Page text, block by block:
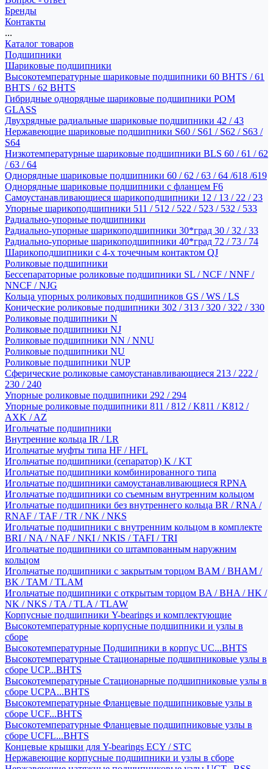
Бренды
Контакты
...
Каталог товаров
Подшипники
Шариковые подшипники
Высокотемпературные шариковые подшипники 60 BHTS / 61
BHTS / 62 BHTS
Гибридные однорядные шариковые подшипники POM
GLASS
Двухрядные радиальные шариковые подшипники 42 / 43
Нержавеющие шариковые подшипники S60 / S61 / S62 / S63 /
S64
Низкотемпературные шариковые подшипники BLS 60 / 61 / 62
/ 63 / 64
Однорядные шариковые подшипники 60 / 62 / 63 / 64 /618 /619
Однорядные шариковые подшипники с фланцем F6
Самоустанавливающиеся шарикоподшипники 12 / 13 / 22 / 23
Упорные шарикоподшипники 511 / 512 / 522 / 523 / 532 / 533
Радиально-упорные подшипники
Радиально-упорные шарикоподшипники 30*град 30 / 32 / 33
Радиально-упорные шарикоподшипники 40*град 72 / 73 / 74
Шарикоподшипники с 4-х точечным контактом QJ
Роликовые подшипники
Бессепараторные роликовые подшипники SL / NCF / NNF /
NNCF / NJG
Кольца упорных роликовых подшипников GS / WS / LS
Конические роликовые подшипники 302 / 313 / 320 / 322 / 330
Роликовые подшипники N
Роликовые подшипники NJ
Роликовые подшипники NN / NNU
Роликовые подшипники NU
Роликовые подшипники NUP
Сферические роликовые самоустанавливающиеся 213 / 222 /
230 / 240
Упорные роликовые подшипники 292 / 294
Упорные роликовые подшипники 811 / 812 / K811 / K812 /
AXK / AZ
Игольчатые подшипники
Внутренние кольца IR / LR
Игольчатые муфты типа HF / HFL
Игольчатые подшипники (сепаратор) K / KT
Игольчатые подшипники комбинированного типа
Игольчатые подшипники самоустанавливающиеся RPNA
Игольчатые подшипники со съемным внутренним кольцом
Игольчатые подшипники без внутреннего кольца BR / RNA /
RNAF / TAF / TR / NK / NKS
Игольчатые подшипники с внутренним кольцом в комплекте
BRI / NA / NAF / NKI / NKIS / TAFI / TRI
Игольчатые подшипники со штампованным наружним
кольцом
Игольчатые подшипники с закрытым торцом BAM / BHAM /
BK / TAM / TLAM
Игольчатые подшипники с открытым торцом BA / BHA / HK /
NK / NKS / TA / TLA / TLAW
Корпусные подшипники Y-bearings и комплектующие
Высокотемпературные корпусные подшипники и узлы в
сборе
Высокотемпературные Подшипники в корпус UC...BHTS
Высокотемпературные Стационарные подшипниковые узлы в
сборе UCP...BHTS
Высокотемпературные Стационарные подшипниковые узлы в
сборе UCPA...BHTS
Высокотемпературные Фланцевые подшипниковые узлы в
сборе UCF...BHTS
Высокотемпературные Фланцевые подшипниковые узлы в
сборе UCFL...BHTS
Концевые крышки для Y-bearings ECY / STC
Нержавеющие корпусные подшипники и узлы в сборе